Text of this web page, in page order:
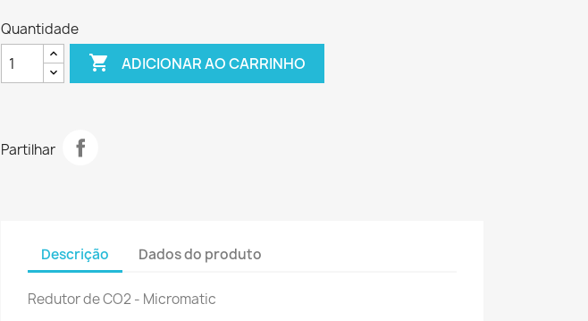
Quantidade
 ADICIONAR AO CARRINHO
Partilhar
Descrição Dados do produto
Redutor de CO2 - Micromatic